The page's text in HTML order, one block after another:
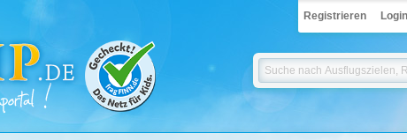
Registrieren Login